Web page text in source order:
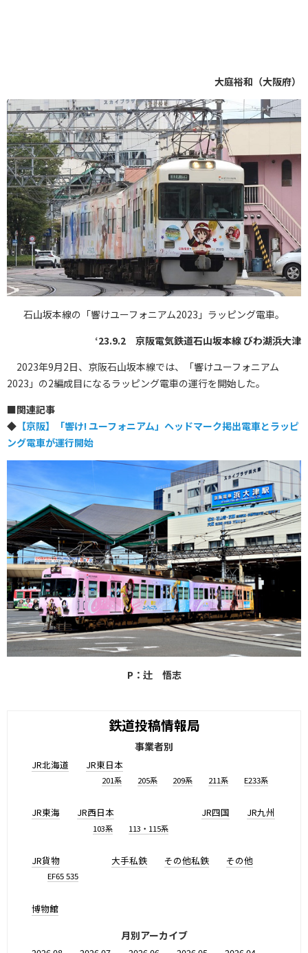
大庭裕和（大阪府）
石山坂本線の「響けユーフォニアム2023」ラッピング電車。
‘23.9.2 京阪電気鉄道石山坂本線 びわ湖浜大津
2023年9月2日、京阪石山坂本線では、「響けユーフォニアム
2023」の2編成目になるラッピング電車の運行を開始した。
■関連記事
◆ 【京阪】「響け! ユーフォニアム」ヘッドマーク掲出電車とラッピ
ング電車が運行開始
P：辻 悟志
鉄道投稿情報局
事業者別
JR北海道 JR東日本
201系 205系 209系 211系 E233系
JR東海 JR西日本
103系 113・115系
JR四国 JR九州
JR貨物
EF65 535
大手私鉄 その他私鉄 その他
博物館
月別アーカイブ